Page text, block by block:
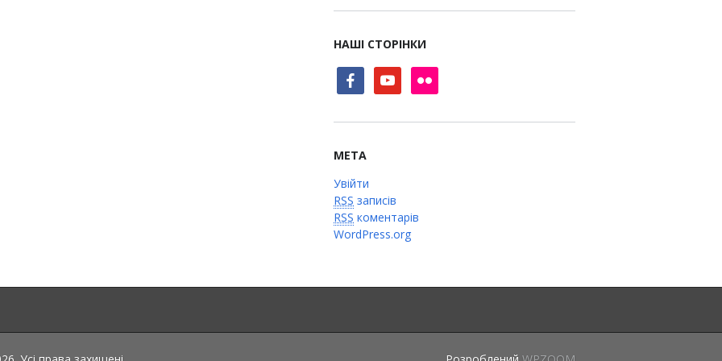
НАШІ СТОРІНКИ
facebookyoutube flickr
МЕТА
Увійти
RSS записів
RSS коментарів
WordPress.org